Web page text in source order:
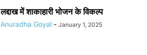
लद्दाख में शाकाहारी भोजन के विकल्प
Anuradha Goyal - January 1, 2025